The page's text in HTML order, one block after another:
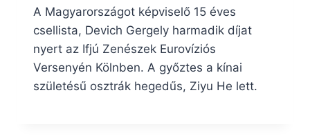
A Magyarországot képviselő 15 éves
csellista, Devich Gergely harmadik díjat
nyert az Ifjú Zenészek Eurovíziós
Versenyén Kölnben. A győztes a kínai
születésű osztrák hegedűs, Ziyu He lett.